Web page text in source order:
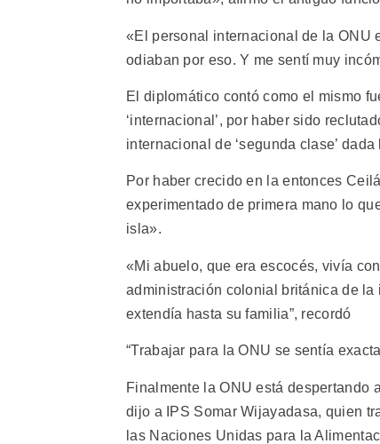
«El personal internacional de la ONU
odiaban por eso. Y me sentí muy
El diplomático contó como el mismo
‘internacional’, por haber sido
internacional de ‘segunda clase’
Por haber crecido en la entonces
experimentado de primera mano lo
isla».
«Mi abuelo, que era escocés, vivía
administración colonial británica de
extendía hasta su familia”, recordó
“Trabajar para la ONU se sentía
Finalmente la ONU está despertando
dijo a IPS Somar Wijayadasa, quien
las Naciones Unidas para la